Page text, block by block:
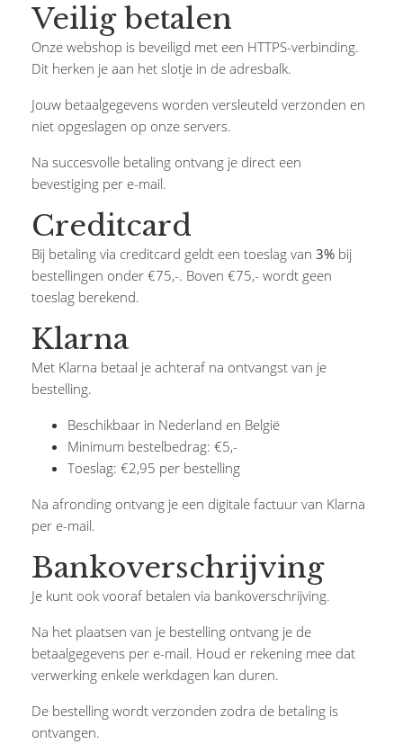
Veilig betalen
Onze webshop is beveiligd met een HTTPS-verbinding.
Dit herken je aan het slotje in de adresbalk.
Jouw betaalgegevens worden versleuteld verzonden en
niet opgeslagen op onze servers.
Na succesvolle betaling ontvang je direct een
bevestiging per e-mail.
Creditcard
Bij betaling via creditcard geldt een toeslag van 3% bij
bestellingen onder €75,-. Boven €75,- wordt geen
toeslag berekend.
Klarna
Met Klarna betaal je achteraf na ontvangst van je
bestelling.
Beschikbaar in Nederland en België
Minimum bestelbedrag: €5,-
Toeslag: €2,95 per bestelling
Na afronding ontvang je een digitale factuur van Klarna
per e-mail.
Bankoverschrijving
Je kunt ook vooraf betalen via bankoverschrijving.
Na het plaatsen van je bestelling ontvang je de
betaalgegevens per e-mail. Houd er rekening mee dat
verwerking enkele werkdagen kan duren.
De bestelling wordt verzonden zodra de betaling is
ontvangen.